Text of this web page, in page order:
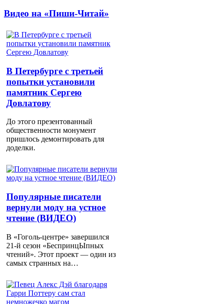
Видео на «Пиши-Читай»
В Петербурге с третьей
попытки установили
памятник Сергею
Довлатову
До этого презентованный
общественности монумент
пришлось демонтировать для
доделки.
Популярные писатели
вернули моду на устное
чтение (ВИДЕО)
В «Гоголь-центре» завершился
21-й сезон «БеспринцЫпных
чтений». Этот проект — один из
самых странных на…